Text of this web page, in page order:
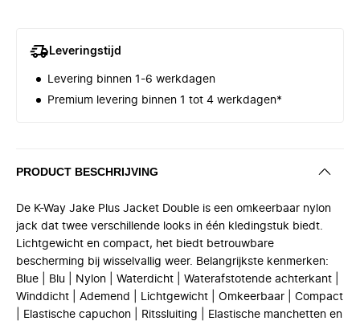
Leveringstijd
Levering binnen 1-6 werkdagen
Premium levering binnen 1 tot 4 werkdagen*
PRODUCT BESCHRIJVING
De K-Way Jake Plus Jacket Double is een omkeerbaar nylon
jack dat twee verschillende looks in één kledingstuk biedt.
Lichtgewicht en compact, het biedt betrouwbare
bescherming bij wisselvallig weer. Belangrijkste kenmerken:
Blue | Blu | Nylon | Waterdicht | Waterafstotende achterkant |
Winddicht | Ademend | Lichtgewicht | Omkeerbaar | Compact
| Elastische capuchon | Ritssluiting | Elastische manchetten en